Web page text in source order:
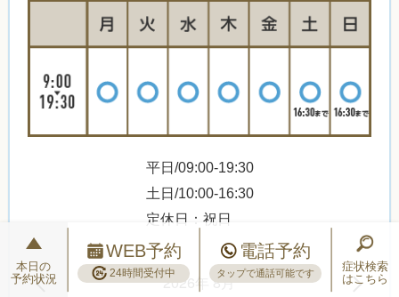
平日/09:00-19:30
土日/10:00-16:30
定休日：祝日
2026年 8月
本日の
予約状況
WEB予約
24時間受付中
電話予約
タップで通話可能です
症状検索
はこちら